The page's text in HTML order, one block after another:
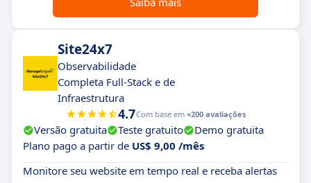
Site24x7
Observabilidade
Completa Full-Stack e de
Infraestrutura
4.7Com base em +200 avaliações
Versão gratuita Teste gratuito
Demo gratuita
Plano pago a partir de US$ 9,00 /mês
Monitore seu website em tempo real e receba alertas